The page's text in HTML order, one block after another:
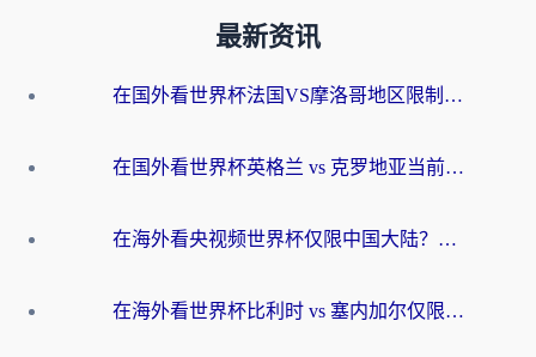
最新资讯
在国外看世界杯法国VS摩洛哥地区限制？这篇指南让你流畅看中文解说无压力
在国外看世界杯英格兰 vs 克罗地亚当前地区不可播放？这篇指南帮你搞定所有海外观赛难题
在海外看央视频世界杯仅限中国大陆？这篇指南帮你解锁中文解说+无卡顿直播
在海外看世界杯比利时 vs 塞内加尔仅限中国大陆？我找到了最流畅的中文解说之路